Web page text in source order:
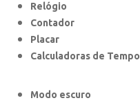
Relógio
Contador
Placar
Calculadoras de Tempo
Modo escuro